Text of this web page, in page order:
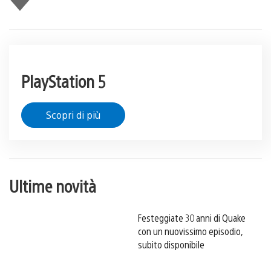
piace
PlayStation 5
Scopri di più
Ultime novità
Festeggiate 30 anni di Quake
con un nuovissimo episodio,
subito disponibile